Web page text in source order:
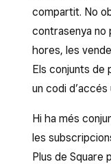
compartit. No
contrasenya no
hores, les
Els conjunts de
un codi d’accés
Hi ha més
les
Plus de Square